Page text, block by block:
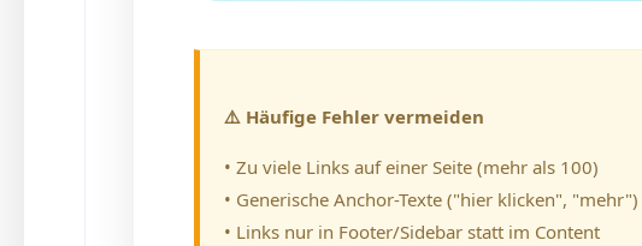
⚠️ Häufige Fehler vermeiden
• Zu viele Links auf einer Seite (mehr als 100)
• Generische Anchor-Texte ("hier klicken", "mehr")
• Links nur in Footer/Sidebar statt im Content